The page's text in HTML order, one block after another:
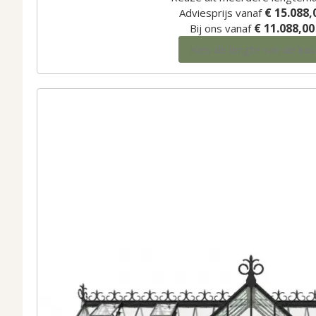
Adviesprijs vanaf €
Bij ons vanaf € 11.088,00
Kies de lengte van de kas